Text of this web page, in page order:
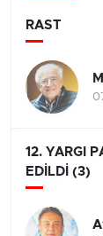
RAST
12. YARGI
EDİLDİ (3)